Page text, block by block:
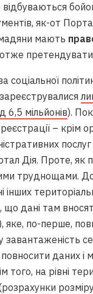
як-от
мають
соціальної
6,5 мільйонів).
– крім
Дія. Проте,
труднощами.
інших
що дані там
яке, по-перше,
завантаженість
даних
того, на рівні